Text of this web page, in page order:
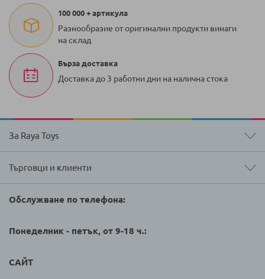
100 000 + артикула
Разнообразие от оригинални продукти винаги
на склад
Бърза доставка
Доставка до 3 работни дни на налична стока
За Raya Toys
Търговци и клиенти
Обслужване по телефона:
Понеделник - петък, от 9-18 ч.:
САЙТ